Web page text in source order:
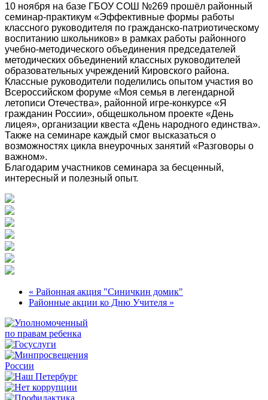
10 ноября на базе ГБОУ СОШ №269 прошёл районный
семинар-практикум «Эффективные формы работы
классного руководителя по гражданско-патриотическому
воспитанию школьников» в рамках работы районного
учебно-методического объединения председателей
методических объединений классных руководителей
образовательных учреждений Кировского района.
Классные руководители поделились опытом участия во
Всероссийском форуме «Моя семья в легендарной
летописи Отечества», районной игре-конкурсе «Я
гражданин России», общешкольном проекте «День
лицея», организации квеста «День народного единства».
Также на семинаре каждый смог высказаться о
возможностях цикла внеурочных занятий «Разговоры о
важном».
Благодарим участников семинара за бесценный,
интересный и полезный опыт.
« Районная акция "Синичкин домик"
Районные акции ко Дню Учителя »